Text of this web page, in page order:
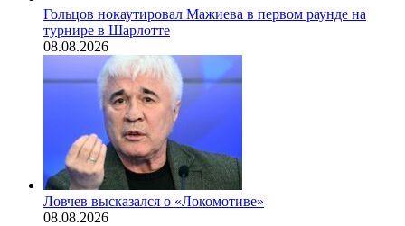
Гольцов нокаутировал Мажиева в первом раунде на
турнире в Шарлотте
08.08.2026
Ловчев высказался о «Локомотиве»
08.08.2026